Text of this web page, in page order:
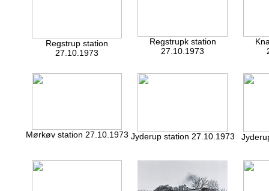
Regstrup station
27.10.1973
Regstrupk station
27.10.1973
Mørkøv station 27.10.1973 Jyderup station 27.10.1973